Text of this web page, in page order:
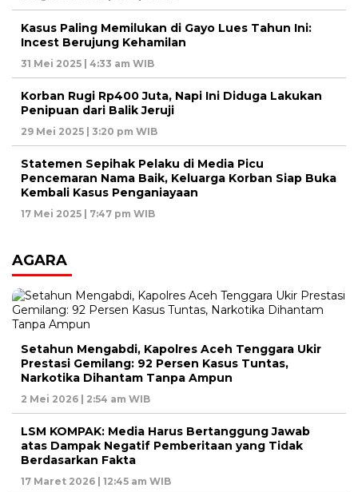
Kasus Paling Memilukan di Gayo Lues Tahun Ini:
Incest Berujung Kehamilan
31 Mei 2025 | 4:33 am WIB
Korban Rugi Rp400 Juta, Napi Ini Diduga Lakukan
Penipuan dari Balik Jeruji
29 Mei 2025 | 3:20 pm WIB
Statemen Sepihak Pelaku di Media Picu
Pencemaran Nama Baik, Keluarga Korban Siap Buka
Kembali Kasus Penganiayaan
17 Mei 2025 | 7:47 pm WIB
AGARA
Setahun Mengabdi, Kapolres Aceh Tenggara Ukir
Prestasi Gemilang: 92 Persen Kasus Tuntas,
Narkotika Dihantam Tanpa Ampun
2 Mei 2026 | 2:54 am WIB
LSM KOMPAK: Media Harus Bertanggung Jawab
atas Dampak Negatif Pemberitaan yang Tidak
Berdasarkan Fakta
17 Maret 2026 | 12:45 am WIB